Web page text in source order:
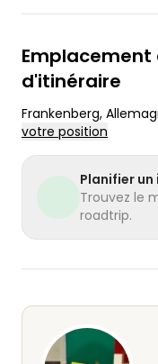
d'itinéraire
Frankenberg,
votre position
Planifier
Trouvez le
roadtrip.